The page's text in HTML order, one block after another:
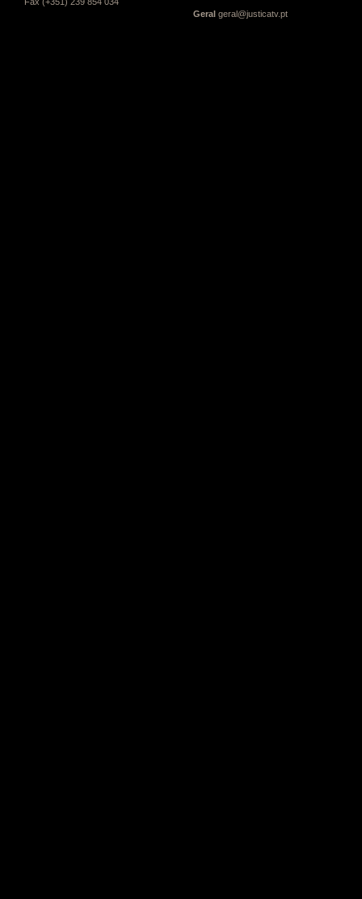
Geral geral@justicatv.pt